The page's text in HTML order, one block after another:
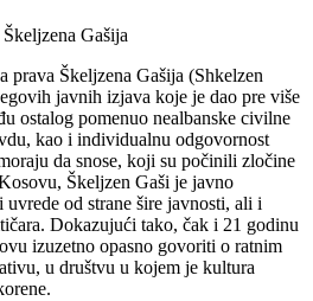
Gašija
prava Škeljzena Gašija (Shkelzen
javnih izjava koje je dao pre više
ostalog pomenuo nealbanske civilne
kao i individualnu odgovornost
da snose, koji su počinili zločine
Škeljzen Gaši je javno
od strane šire javnosti, ali i
Dokazujući tako, čak i 21 godinu
izuzetno opasno govoriti o ratnim
u društvu u kojem je kultura